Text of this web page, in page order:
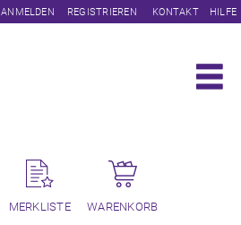
ANMELDEN
Navigation
überspringen
REGISTRIEREN KONTAKT HILFE
MERKLISTE WARENKORB